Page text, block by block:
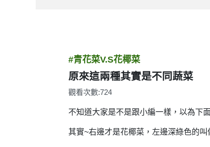
#青花菜V.S花椰菜
原來這兩種其實是不同蔬菜
觀看次數:724
不知道大家是不是跟小編一樣，以為下
其實~右邊才是花椰菜，左邊深綠色的